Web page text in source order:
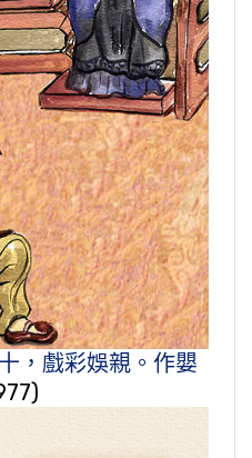
，戲彩娛親。作嬰